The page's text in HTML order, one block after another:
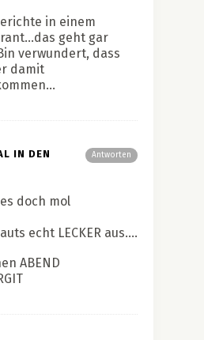
in einem
geht gar
verwundert, dass
damit
Antworten
IN DEN
doch mol
echt LECKER aus….
ABEND